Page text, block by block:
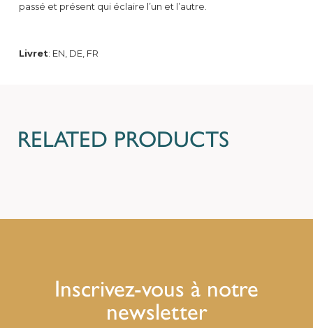
passé et présent qui éclaire l’un et l’autre.
Livret: EN, DE, FR
RELATED PRODUCTS
Inscrivez-vous à notre
newsletter